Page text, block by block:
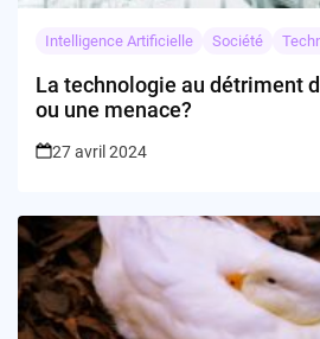
Intelligence Artificielle Société
La technologie au détriment
ou une menace?
27 avril 2024